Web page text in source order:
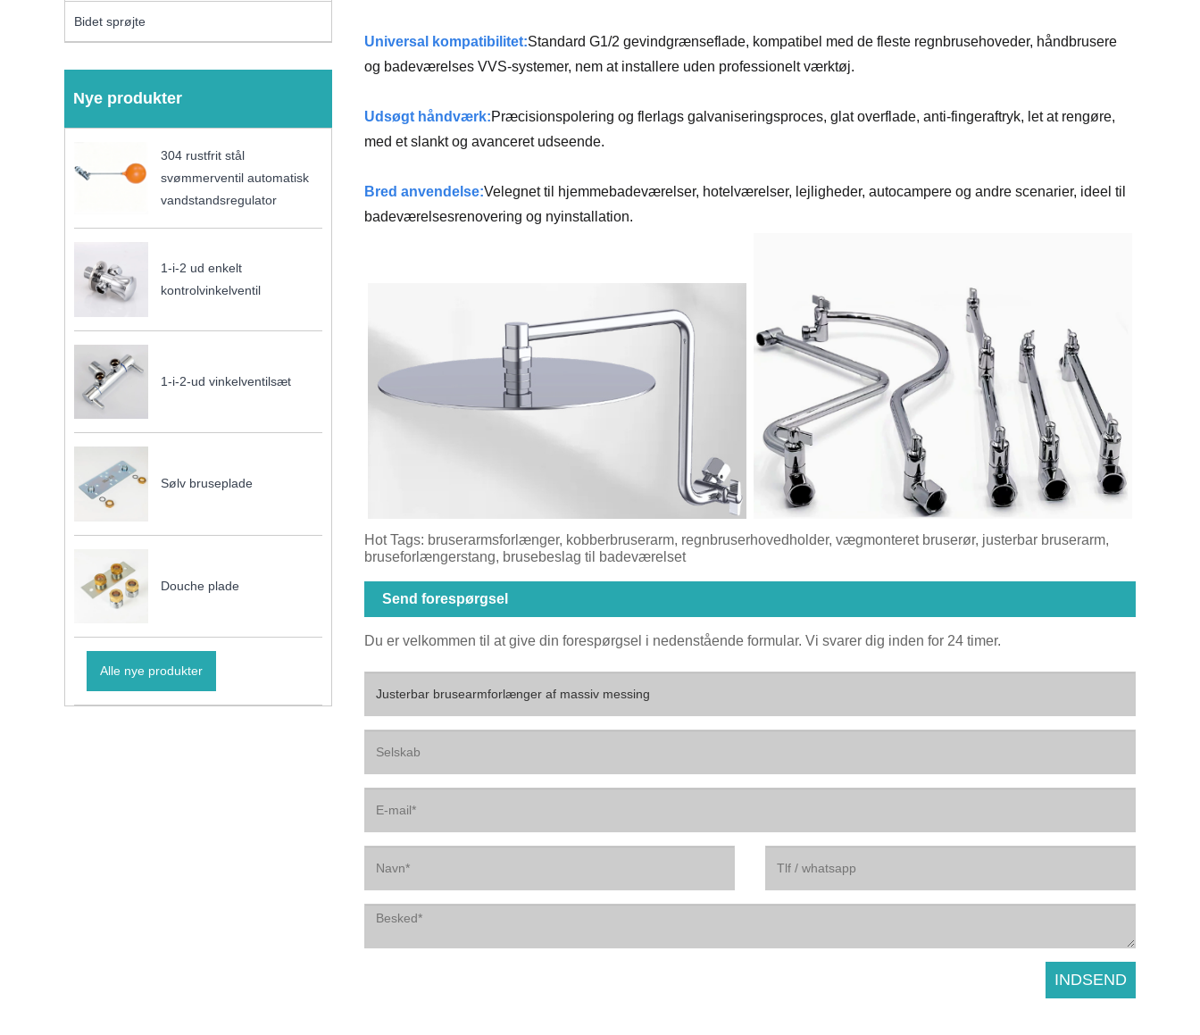
Bidet sprøjte
Nye produkter
304 rustfrit stål
svømmerventil automatisk
vandstandsregulator
1-i-2 ud enkelt
kontrolvinkelventil
1-i-2-ud vinkelventilsæt
Sølv bruseplade
Douche plade
Alle nye produkter
Universal kompatibilitet:Standard G1/2 gevindgrænseflade, kompatibel med de fleste regnbrusehoveder, håndbrusere
og badeværelses VVS-systemer, nem at installere uden professionelt værktøj.
Udsøgt håndværk:Præcisionspolering og flerlags galvaniseringsproces, glat overflade, anti-fingeraftryk, let at rengøre,
med et slankt og avanceret udseende.
Bred anvendelse:Velegnet til hjemmebadeværelser, hotelværelser, lejligheder, autocampere og andre scenarier, ideel til
badeværelsesrenovering og nyinstallation.
Hot Tags: bruserarmsforlænger, kobberbruserarm, regnbruserhovedholder, vægmonteret bruserør, justerbar bruserarm,
bruseforlængerstang, brusebeslag til badeværelset
Send forespørgsel
Du er velkommen til at give din forespørgsel i nedenstående formular. Vi svarer dig inden for 24 timer.